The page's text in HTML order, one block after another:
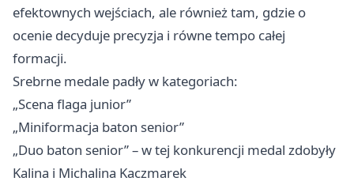
efektownych wejściach, ale również tam, gdzie o
ocenie decyduje precyzja i równe tempo całej
formacji.
Srebrne medale padły w kategoriach:
„Scena flaga junior”
„Miniformacja baton senior”
„Duo baton senior” – w tej konkurencji medal zdobyły
Kalina i Michalina Kaczmarek